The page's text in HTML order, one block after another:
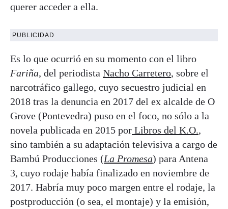
querer acceder a ella.
PUBLICIDAD
Es lo que ocurrió en su momento con el libro
Fariña, del periodista Nacho Carretero, sobre el
narcotráfico gallego, cuyo secuestro judicial en
2018 tras la denuncia en 2017 del ex alcalde de O
Grove (Pontevedra) puso en el foco, no sólo a la
novela publicada en 2015 por Libros del K.O.,
sino también a su adaptación televisiva a cargo de
Bambú Producciones (La Promesa) para Antena
3, cuyo rodaje había finalizado en noviembre de
2017. Habría muy poco margen entre el rodaje, la
postproducción (o sea, el montaje) y la emisión,